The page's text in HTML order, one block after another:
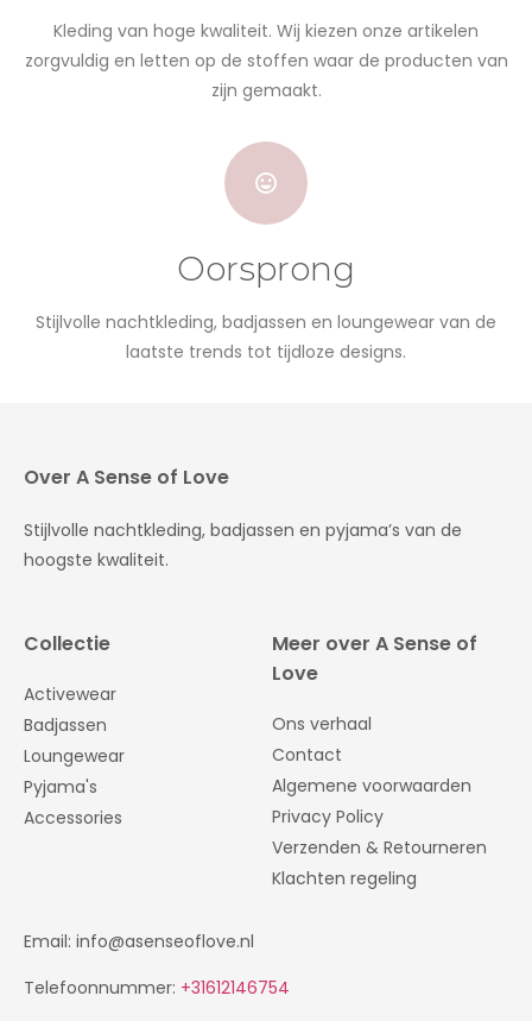
Kleding van hoge kwaliteit. Wij kiezen onze artikelen
zorgvuldig en letten op de stoffen waar de producten van
zijn gemaakt.
Oorsprong
Stijlvolle nachtkleding, badjassen en loungewear van de
laatste trends tot tijdloze designs.
Over A Sense of Love
Stijlvolle nachtkleding, badjassen en pyjama’s van de
hoogste kwaliteit.
Collectie
Activewear
Badjassen
Loungewear
Pyjama's
Accessories
Meer over A Sense of
Love
Ons verhaal
Contact
Algemene voorwaarden
Privacy Policy
Verzenden & Retourneren
Klachten regeling
Email: info@asenseoflove.nl
Telefoonnummer: +31612146754